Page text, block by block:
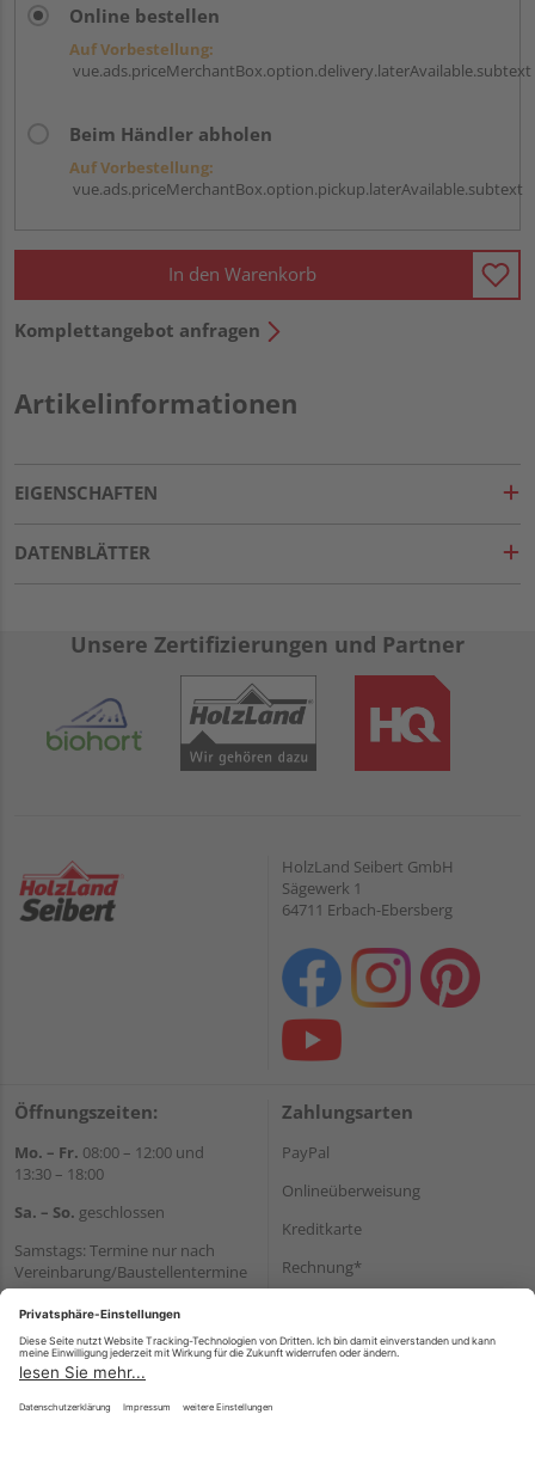
Online bestellen
Auf Vorbestellung:
vue.ads.priceMerchantBox.option.delivery.laterAvailable.subtext
Beim Händler abholen
Auf Vorbestellung:
vue.ads.priceMerchantBox.option.pickup.laterAvailable.subtext
In den Warenkorb
Komplettangebot anfragen
Artikelinformationen
EIGENSCHAFTEN
DATENBLÄTTER
Unsere Zertifizierungen und Partner
HolzLand Seibert GmbH
Sägewerk 1
64711 Erbach-Ebersberg
Öffnungszeiten:
Mo. – Fr. 08:00 – 12:00 und
13:30 – 18:00
Sa. – So. geschlossen
Samstags: Termine nur nach
Vereinbarung/Baustellentermine
Wir helfen Ihnen gerne
weiter
Tel.:+49 6062 956180
E-Mail:shop@holzland-seibert.de
Zahlungsarten
PayPal
Onlineüberweisung
Kreditkarte
Rechnung*
Versand